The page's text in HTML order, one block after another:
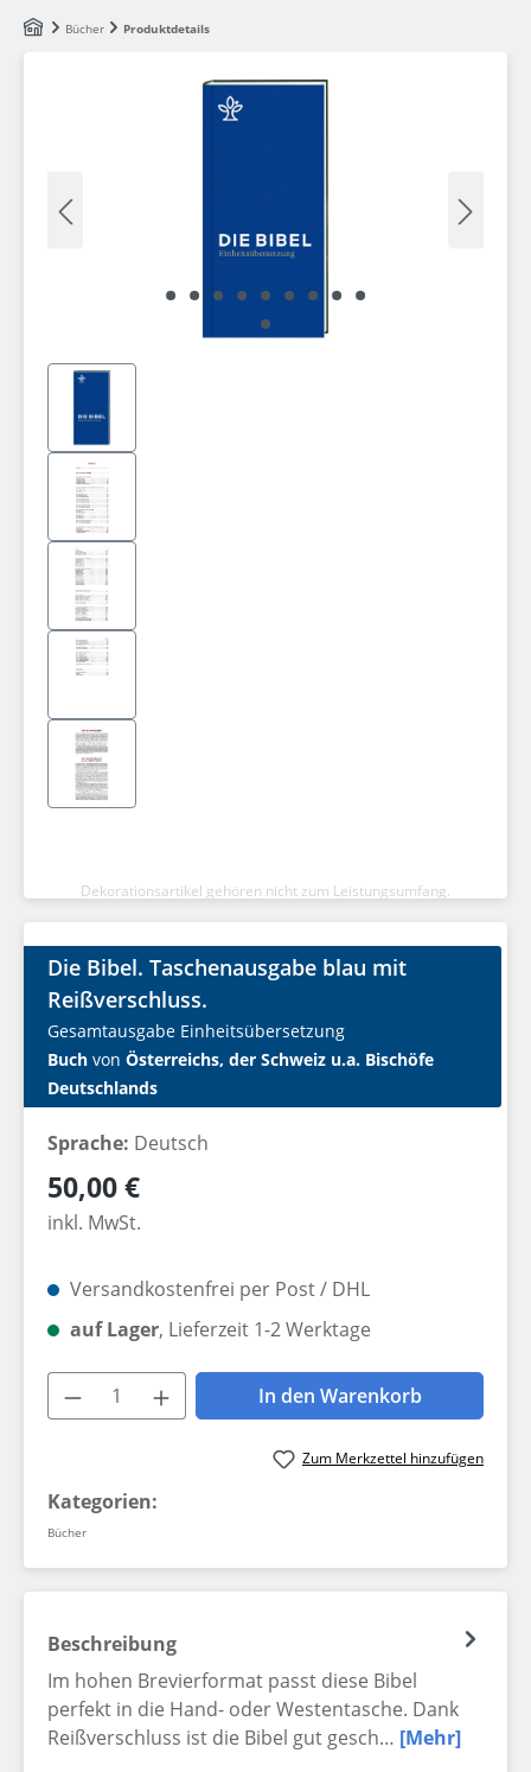
Zum Hauptinhalt springen
Bücher Produktdetails
Dekorationsartikel gehören nicht zum Leistungsumfang.
Die Bibel. Taschenausgabe blau mit
Reißverschluss.
Gesamtausgabe Einheitsübersetzung
Buch von Österreichs, der Schweiz u.a. Bischöfe
Deutschlands
Sprache: Deutsch
Regulärer Preis:
50,00 €
inkl. MwSt.
Versandkostenfrei per Post / DHL
auf Lager, Lieferzeit 1-2 Werktage
Produkt Anzahl: Gib den
In den Warenkorb
Zum Merkzettel hinzufügen
Kategorien:
Bücher
Beschreibung
Im hohen Brevierformat passt diese Bibel
perfekt in die Hand- oder Westentasche. Dank
Reißverschluss ist die Bibel gut gesch… [Mehr]